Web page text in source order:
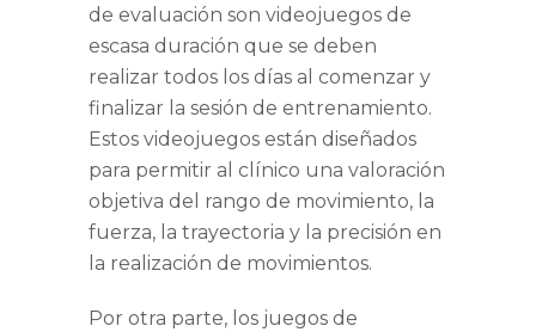
de evaluación son videojuegos de
escasa duración que se deben
realizar todos los días al comenzar y
finalizar la sesión de entrenamiento.
Estos videojuegos están diseñados
para permitir al clínico una valoración
objetiva del rango de movimiento, la
fuerza, la trayectoria y la precisión en
la realización de movimientos.
Por otra parte, los juegos de